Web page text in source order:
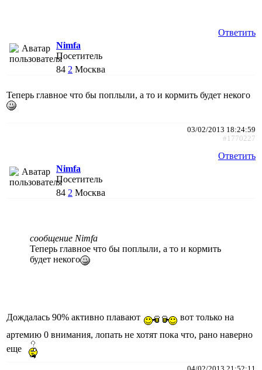
Ответить
Nimfa
Посетитель
84 2 Москва
Теперь главное что бы поплыли, а то и кормить будет некого
03/02/2013 18:24:59
#1770227
Ответить
Nimfa
Посетитель
84 2 Москва
сообщение Nimfa
Теперь главное что бы поплыли, а то и кормить
будет некого
Дождалась 90% активно плавают
вот только на
артемию 0 внимания, лопать не хотят пока что, рано наверно
еще